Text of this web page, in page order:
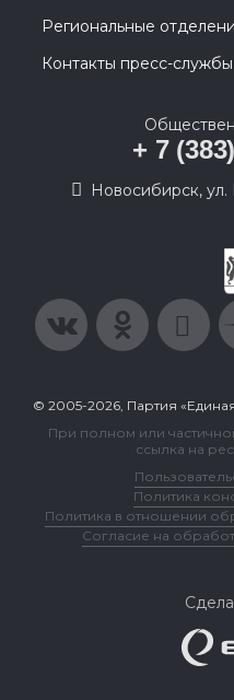
Региональные
Контакты пресс-службы
+ 7
Новосибирск, ул.
© 2005-2026, Партия
При полном или
ссылка на
Политика
Политика в отношении
Согласие на